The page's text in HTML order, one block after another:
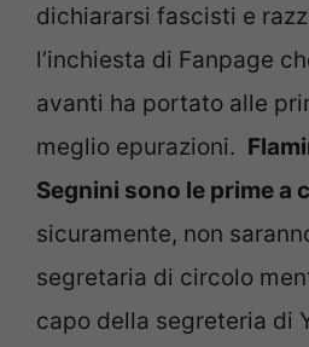
dichiararsi fascisti e
l’inchiesta di Fanpage
avanti ha portato alle
meglio epurazioni.
Segnini sono le prime a
sicuramente, non
segretaria di circolo
capo della segreteria di